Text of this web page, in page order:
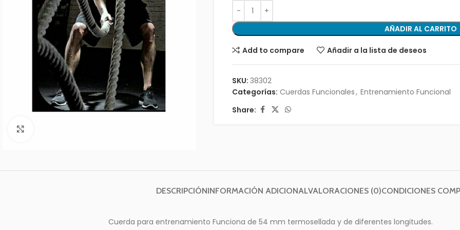
AÑADIR AL CARRITO
Add to compare Añadir a la lista de deseos
SKU:38302
Categorías: Cuerdas Funcionales, Entrenamiento Funcional
Share:
DESCRIPCIÓNINFORMACIÓN ADICIONALVALORACIONES (0)CONDICIONES
Cuerda para entrenamiento Funciona de 54 mm termosellada y de diferentes longitudes.